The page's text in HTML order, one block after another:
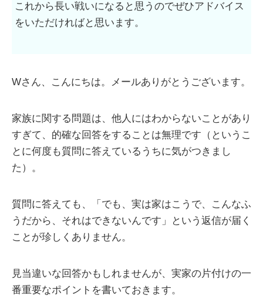
これから長い戦いになると思うのでぜひアドバイス
をいただければと思います。
Wさん、こんにちは。メールありがとうございます。
家族に関する問題は、他人にはわからないことがあり
すぎて、的確な回答をすることは無理です（というこ
とに何度も質問に答えているうちに気がつきまし
た）。
質問に答えても、「でも、実は家はこうで、こんなふ
うだから、それはできないんです」という返信が届く
ことが珍しくありません。
見当違いな回答かもしれませんが、実家の片付けの一
番重要なポイントを書いておきます。